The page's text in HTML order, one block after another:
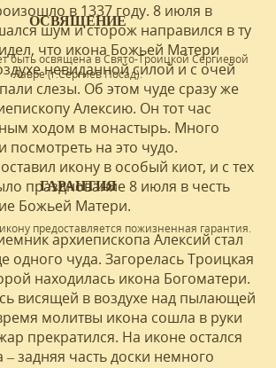
ОСВЯЩЕНИЕ
быть освящена в Свято-Троицкой Сергиевой
Лавре (г.Сергиев Посад).
ГАРАНТИЯ
предоставляется пожизненная гарантия.
в 1337 году. 8 июля в
шум и сторож направился в ту
что икона Божьей Матери
невиданной силой и с очей
слезы. Об этом чуде сразу же
Алексию. Он тот час
ходом в монастырь. Много
на это чудо.
икону в особый киот, и с тех
празднование 8 июля в честь
Божьей Матери.
архиепископа Алексий стал
одного чуда. Загорелась Троицкая
находилась икона Богоматери.
висящей в воздухе над пылающей
молитвы икона сошла в руки
прекратился. На иконе остался
– задняя часть доски немного